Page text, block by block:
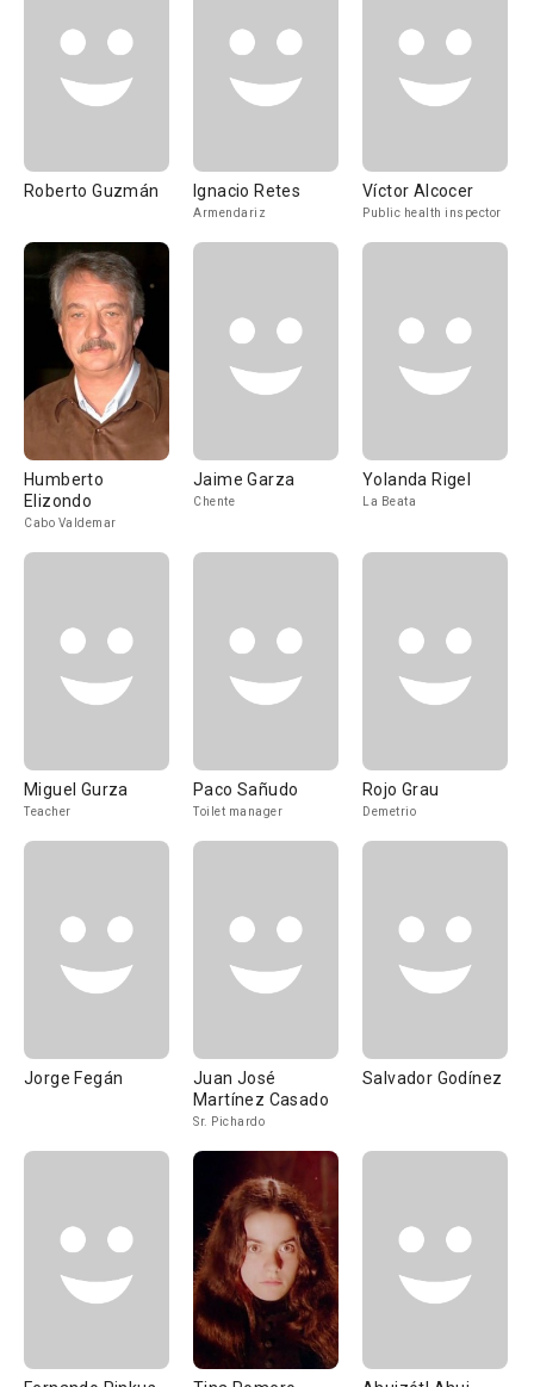
Roberto Guzmán Ignacio Retes
Armendariz
Víctor Alcocer
Public health inspector
Humberto
Elizondo
Cabo Valdemar
Jaime Garza
Chente
Yolanda Rigel
La Beata
Miguel Gurza
Teacher
Paco Sañudo
Toilet manager
Rojo Grau
Demetrio
Jorge Fegán
Juan José
Martínez Casado
Sr. Pichardo
Salvador Godínez